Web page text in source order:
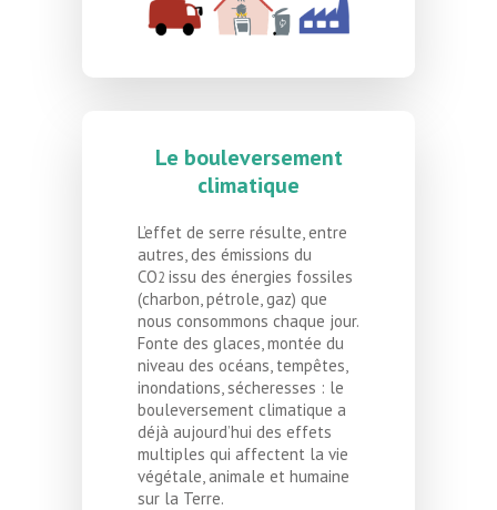
Le bouleversement
climatique
L’effet de serre résulte, entre
autres, des émissions du
CO2 issu des énergies fossiles
(charbon, pétrole, gaz) que
nous consommons chaque jour.
Fonte des glaces, montée du
niveau des océans, tempêtes,
inondations, sécheresses : le
bouleversement climatique a
déjà aujourd’hui des effets
multiples qui affectent la vie
végétale, animale et humaine
sur la Terre.